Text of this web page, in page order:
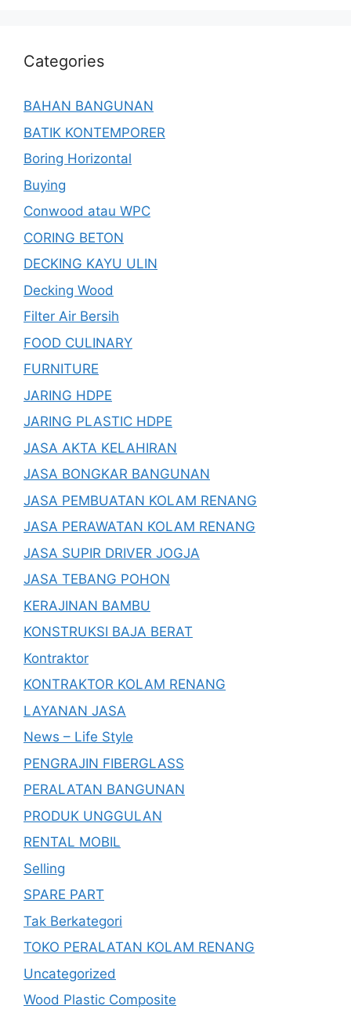
Categories
BAHAN BANGUNAN
BATIK KONTEMPORER
Boring Horizontal
Buying
Conwood atau WPC
CORING BETON
DECKING KAYU ULIN
Decking Wood
Filter Air Bersih
FOOD CULINARY
FURNITURE
JARING HDPE
JARING PLASTIC HDPE
JASA AKTA KELAHIRAN
JASA BONGKAR BANGUNAN
JASA PEMBUATAN KOLAM RENANG
JASA PERAWATAN KOLAM RENANG
JASA SUPIR DRIVER JOGJA
JASA TEBANG POHON
KERAJINAN BAMBU
KONSTRUKSI BAJA BERAT
Kontraktor
KONTRAKTOR KOLAM RENANG
LAYANAN JASA
News – Life Style
PENGRAJIN FIBERGLASS
PERALATAN BANGUNAN
PRODUK UNGGULAN
RENTAL MOBIL
Selling
SPARE PART
Tak Berkategori
TOKO PERALATAN KOLAM RENANG
Uncategorized
Wood Plastic Composite